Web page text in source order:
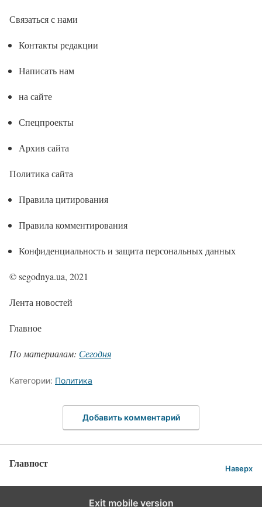
Связаться с нами
Контакты редакции
Написать нам
на сайте
Спецпроекты
Архив сайта
Политика сайта
Правила цитирования
Правила комментирования
Конфиденциальность и защита персональных данных
© segodnya.ua, 2021
Лента новостей
Главное
По материалам: Сегодня
Категории: Политика
Добавить комментарий
Главпост Наверх
Exit mobile version